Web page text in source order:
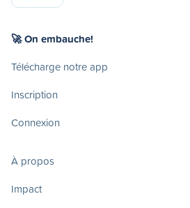
🚀 On embauche!
Télécharge notre app
Inscription
Connexion
À propos
Impact